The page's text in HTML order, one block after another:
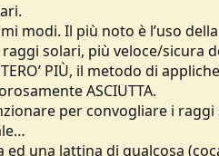
modi. Il più noto è l’uso
solari, più veloce/sicura
PIÙ, il metodo di
ASCIUTTA.
per convogliare i raggi
una lattina di qualcosa